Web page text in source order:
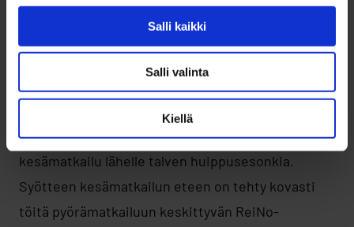
Salli kaikki
Salli valinta
Kiellä
pienemmät investoinnit lähentelevät arvioilta
noin yhteensä 16–17 M€ luokkaa. Alueella on nyt
kova tahtotila kehittää toimintaa ja isojen
toimijoiden lisäksi myös pienemmät yritykset ovat
kehityksessä mukana. Alueesta halutaan
ympärivuotinen keskus ja tavoitteena on nostaa
kesämatkailu lähelle talven huippusesonkia.
Syötteen kesämatkailun eteen on tehty kovasti
töitä pyörämatkailuun keskittyvän ReiNo-